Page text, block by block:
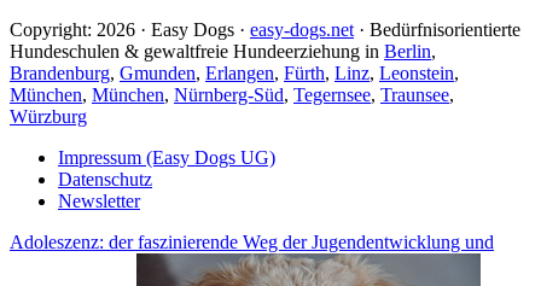
Copyright: 2026 · Easy Dogs · easy-dogs.net · Bedürfnisorientierte
Hundeschulen & gewaltfreie Hundeerziehung in Berlin,
Brandenburg, Gmunden, Erlangen, Fürth, Linz, Leonstein,
München, München, Nürnberg-Süd, Tegernsee, Traunsee,
Würzburg
Impressum (Easy Dogs UG)
Datenschutz
Newsletter
Adoleszenz: der faszinierende Weg der Jugendentwicklung und